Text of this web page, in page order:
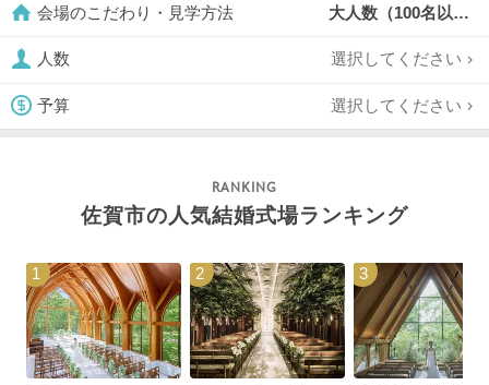
会場のこだわり・見学方法 大人数（100名以上）,
人数 選択してください
予算 選択してください
佐賀市の人気結婚式場ランキング
1 2 3